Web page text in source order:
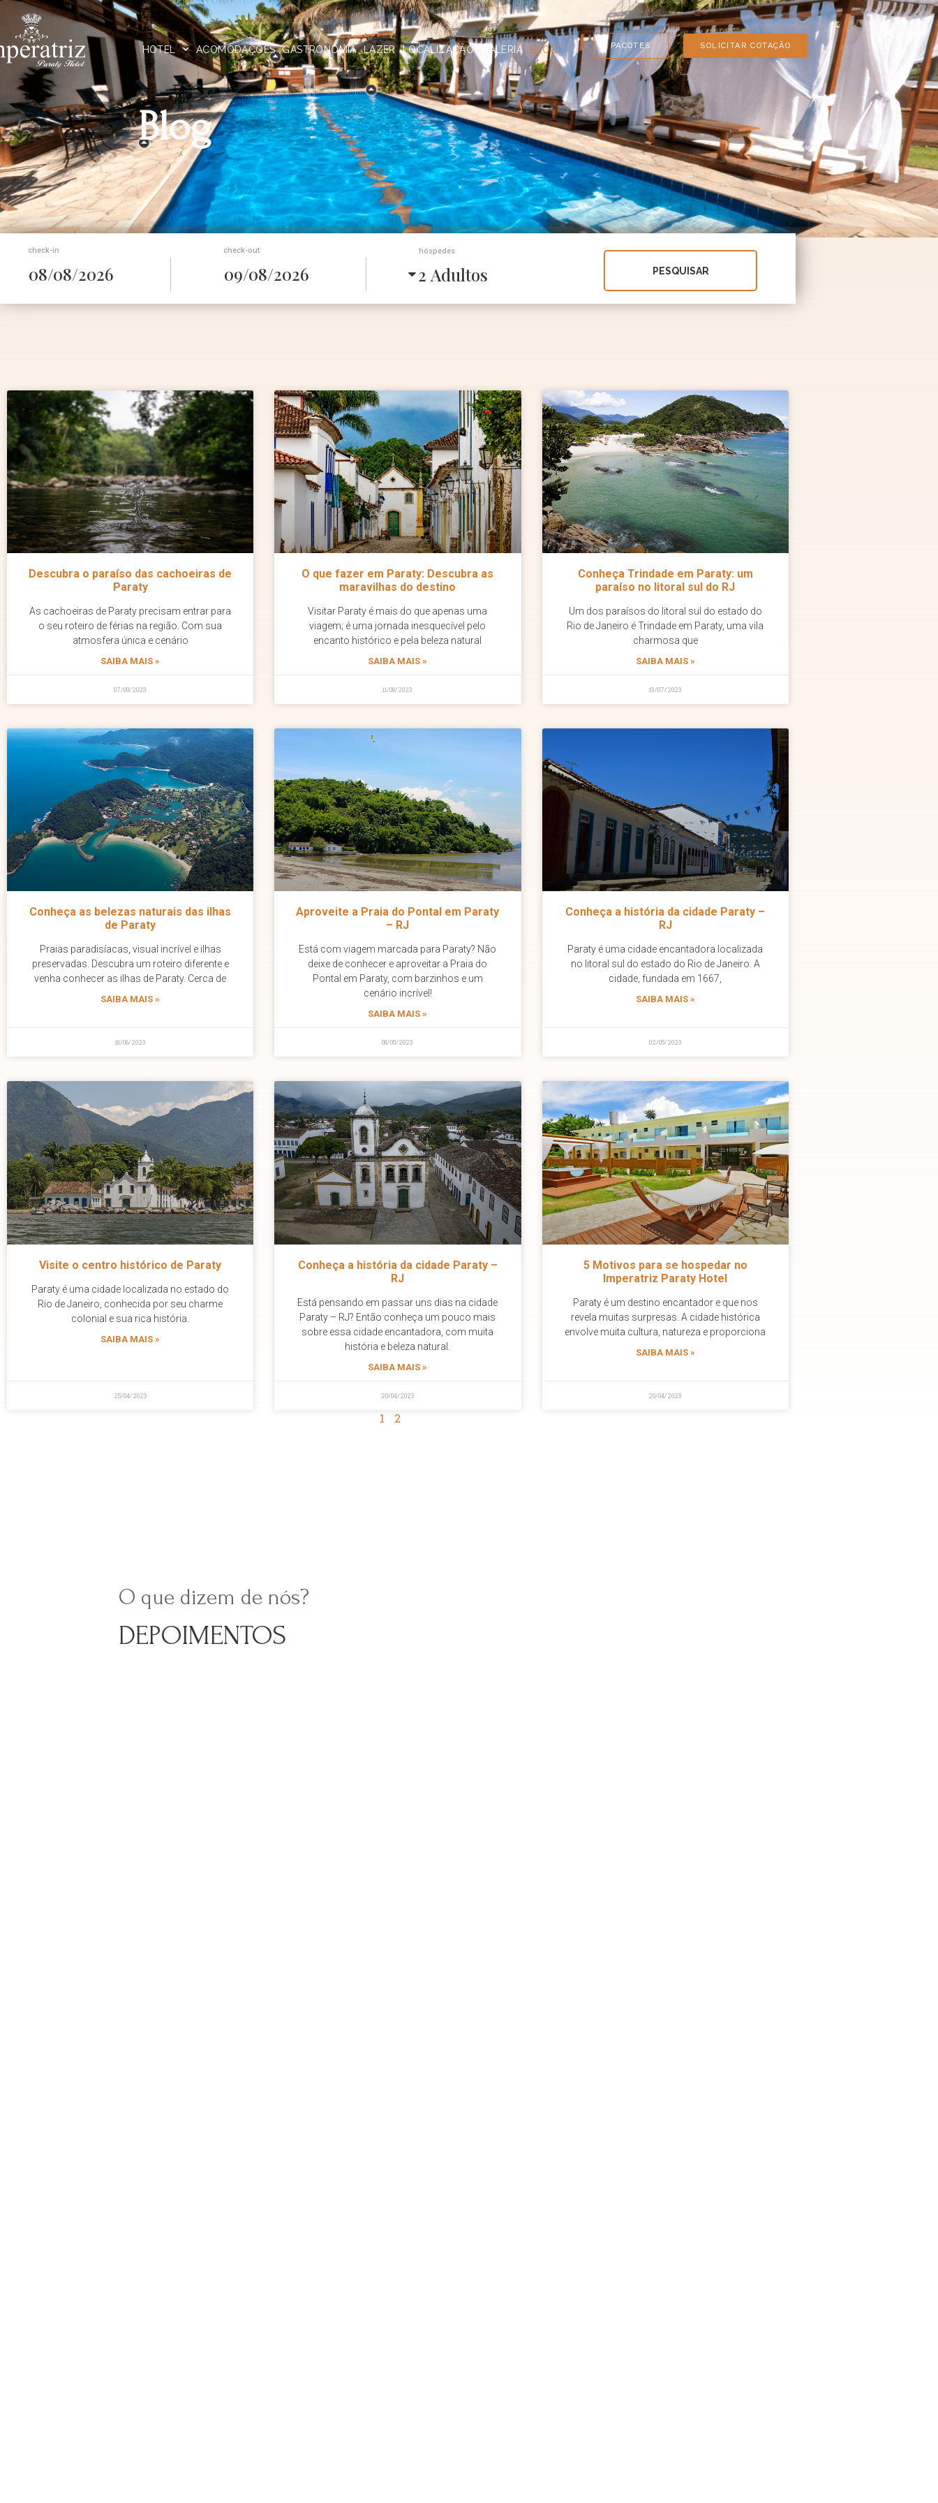
HOTEL ACOMODAÇÕES GASTRONOMIA LAZER LOCALIZAÇÃO GALERIA BLOG PACOTES SOLICITAR COTAÇÃO
Blog
Blog
check-in check-out hóspedes
PESQUISAR
Descubra o paraíso das cachoeiras de
Paraty
As cachoeiras de Paraty precisam entrar para
o seu roteiro de férias na região. Com sua
atmosfera única e cenário
SAIBA MAIS »
07/09/2023
O que fazer em Paraty: Descubra as
maravilhas do destino
Visitar Paraty é mais do que apenas uma
viagem; é uma jornada inesquecível pelo
encanto histórico e pela beleza natural
SAIBA MAIS »
11/08/2023
Conheça Trindade em Paraty: um
paraíso no litoral sul do RJ
Um dos paraísos do litoral sul do estado do
Rio de Janeiro é Trindade em Paraty, uma vila
charmosa que
SAIBA MAIS »
13/07/2023
Conheça as belezas naturais das ilhas
de Paraty
Praias paradisíacas, visual incrível e ilhas
preservadas. Descubra um roteiro diferente e
venha conhecer as ilhas de Paraty. Cerca de
SAIBA MAIS »
16/06/2023
Aproveite a Praia do Pontal em Paraty
– RJ
Está com viagem marcada para Paraty? Não
deixe de conhecer e aproveitar a Praia do
Pontal em Paraty, com barzinhos e um
cenário incrível!
SAIBA MAIS »
08/05/2023
Conheça a história da cidade Paraty –
RJ
Paraty é uma cidade encantadora localizada
no litoral sul do estado do Rio de Janeiro. A
cidade, fundada em 1667,
SAIBA MAIS »
02/05/2023
Visite o centro histórico de Paraty
Paraty é uma cidade localizada no estado do
Rio de Janeiro, conhecida por seu charme
colonial e sua rica história.
SAIBA MAIS »
25/04/2023
Conheça a história da cidade Paraty –
RJ
Está pensando em passar uns dias na cidade
Paraty – RJ? Então conheça um pouco mais
sobre essa cidade encantadora, com muita
história e beleza natural.
SAIBA MAIS »
20/04/2023
5 Motivos para se hospedar no
Imperatriz Paraty Hotel
Paraty é um destino encantador e que nos
revela muitas surpresas. A cidade histórica
envolve muita cultura, natureza e proporciona
SAIBA MAIS »
20/04/2023
1 2
O que dizem de nós?
DEPOIMENTOS